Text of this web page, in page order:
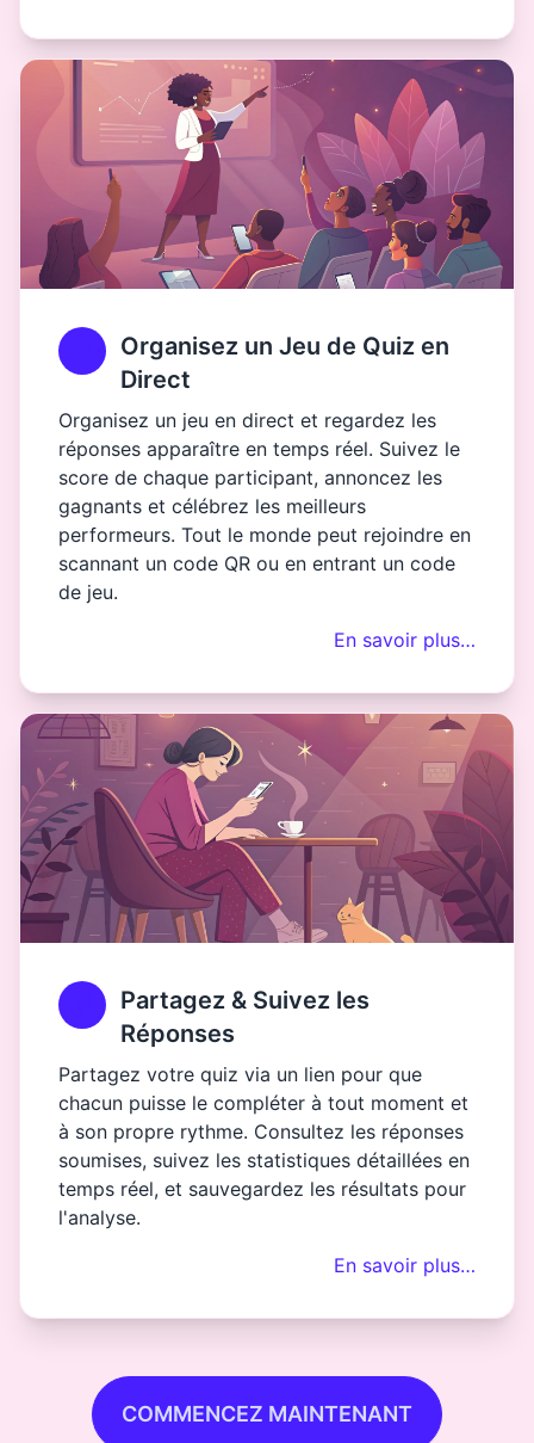
Organisez un Jeu de Quiz en
Direct
Organisez un jeu en direct et regardez les
réponses apparaître en temps réel. Suivez le
score de chaque participant, annoncez les
gagnants et célébrez les meilleurs
performeurs. Tout le monde peut rejoindre en
scannant un code QR ou en entrant un code
de jeu.
En savoir plus…
Partagez & Suivez les
Réponses
Partagez votre quiz via un lien pour que
chacun puisse le compléter à tout moment et
à son propre rythme. Consultez les réponses
soumises, suivez les statistiques détaillées en
temps réel, et sauvegardez les résultats pour
l'analyse.
En savoir plus…
COMMENCEZ MAINTENANT